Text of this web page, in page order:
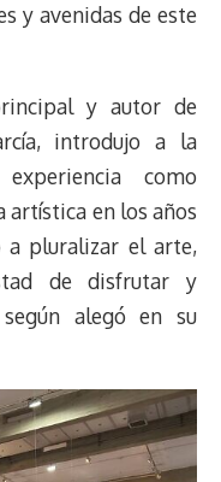
y avenidas de este
y autor de
introdujo a la
como
artística en los años
a pluralizar el arte,
de disfrutar y
alegó en su